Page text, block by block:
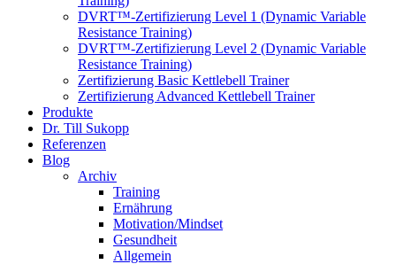
DVRT™-Zertifizierung Level 1 (Dynamic Variable
Resistance Training)
DVRT™-Zertifizierung Level 2 (Dynamic Variable
Resistance Training)
Zertifizierung Basic Kettlebell Trainer
Zertifizierung Advanced Kettlebell Trainer
Produkte
Dr. Till Sukopp
Referenzen
Blog
Archiv
Training
Ernährung
Motivation/Mindset
Gesundheit
Allgemein